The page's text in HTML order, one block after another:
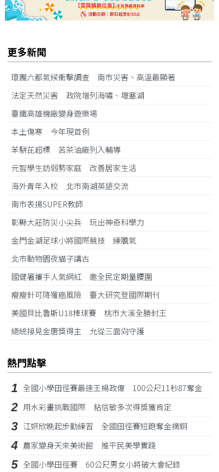
更多新聞
環團六都氣候衝擊調查 南市災害、高溫最顯著
法定天然災害 政院增列海嘯、堰塞湖
臺鐵高雄機廠變身遊樂場
本土傷寒 今年現首例
苯駢芘超標 苦茶油廠列入輔導
元智學生訪弱勢家庭 改善居家生活
海外青年入校 北市南湖英語交流
南市表揚SUPER教師
彰縣大莊防災小尖兵 玩出神奇科學力
金門金湖足球小將國際競技 練膽氣
北市動物園夜貓子講古
國健署攜手人氣網紅 邀全民定期量腰圍
瘦瘦針可降罹癌風險 臺大研究登國際期刊
美國貝比魯斯U18棒球賽 桃市大溪全勝封王
總統接見金唐獎得主 允從三面向守護
熱門點擊
1 全國小學田徑賽最速王楊政偉 100公尺11秒87奪金
2 用水彩畫挑戰國際 粘信敏多次得獎獲肯定
3 江姸欣晚起步勤練習 全國田徑賽短跑奪金摘銅
4 農家變身天來美術館 推平民美學實踐
5 全國小學田徑賽 60公尺男女小將破大會紀錄